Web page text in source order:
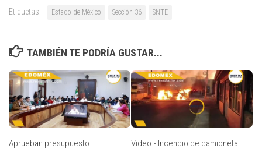
Etiquetas: Estado de México Sección 36 SNTE
TAMBIÉN TE PODRÍA GUSTAR...
Aprueban presupuesto
Video.- Incendio de camioneta